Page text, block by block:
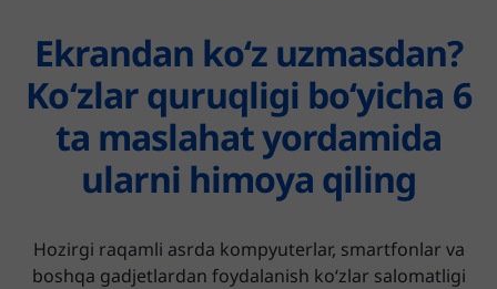
Ekrandan ko‘z uzmasdan?
Ko‘zlar quruqligi bo‘yicha 6
ta maslahat yordamida
ularni himoya qiling
Hozirgi raqamli asrda kompyuterlar, smartfonlar va
boshqa gadjetlardan foydalanish ko‘zlar salomatligi